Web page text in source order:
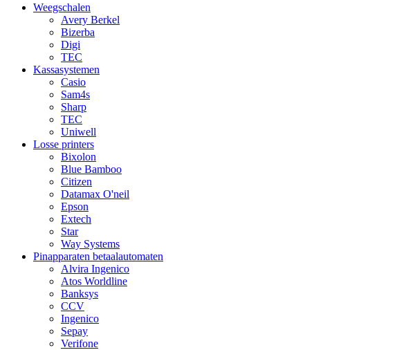
Weegschalen
Avery Berkel
Bizerba
Digi
TEC
Kassasystemen
Casio
Sam4s
Sharp
TEC
Uniwell
Losse printers
Bixolon
Blue Bamboo
Citizen
Datamax O'neil
Epson
Extech
Star
Way Systems
Pinapparaten betaalautomaten
Alvira Ingenico
Atos Worldline
Banksys
CCV
Ingenico
Sepay
Verifone